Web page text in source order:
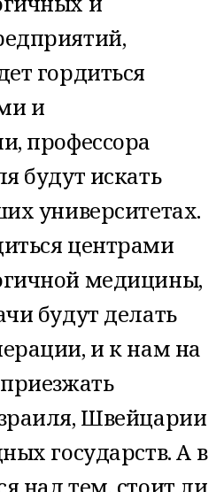
гордиться
и
профессора
будут искать
университетах.
центрами
медицины,
будут делать
и к нам на
Швейцарии
государств. А в